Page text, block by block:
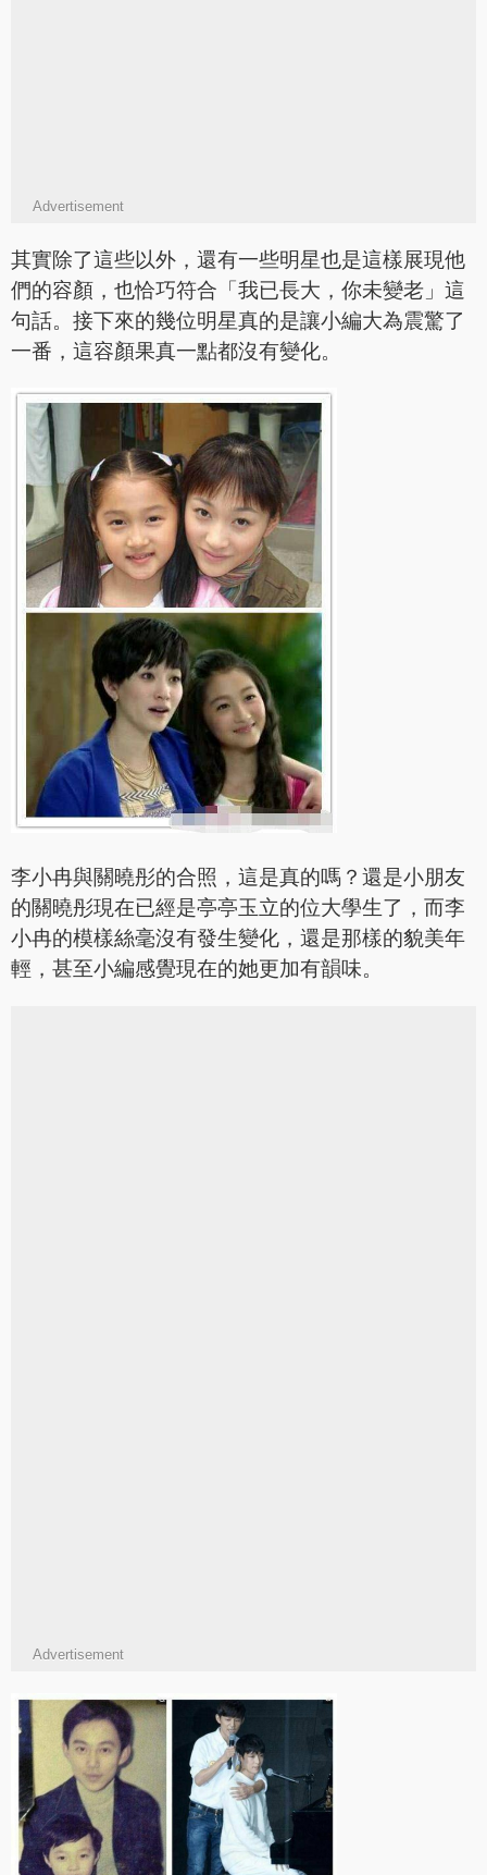
Advertisement
其實除了這些以外，還有一些明星也是這樣展現他
們的容顏，也恰巧符合「我已長大，你未變老」這
句話。接下來的幾位明星真的是讓小編大為震驚了
一番，這容顏果真一點都沒有變化。
李小冉與關曉彤的合照，這是真的嗎？還是小朋友
的關曉彤現在已經是亭亭玉立的位大學生了，而李
小冉的模樣絲毫沒有發生變化，還是那樣的貌美年
輕，甚至小編感覺現在的她更加有韻味。
Advertisement